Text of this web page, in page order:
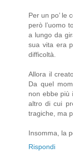
Per un po’ le
però l’uomo
a lungo da
sua vita era
difficoltà.
Allora il
Da quel
non ebbe più
altro di cui
tragiche, ma
Insomma, la
Rispondi